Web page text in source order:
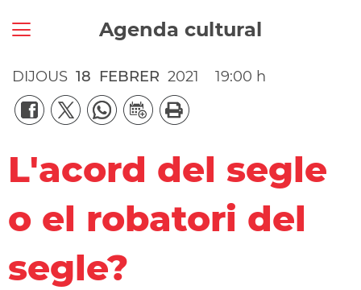
Agenda cultural
DIJOUS 18 FEBRER 2021 19:00 h
L'acord del segle
o el robatori del
segle?